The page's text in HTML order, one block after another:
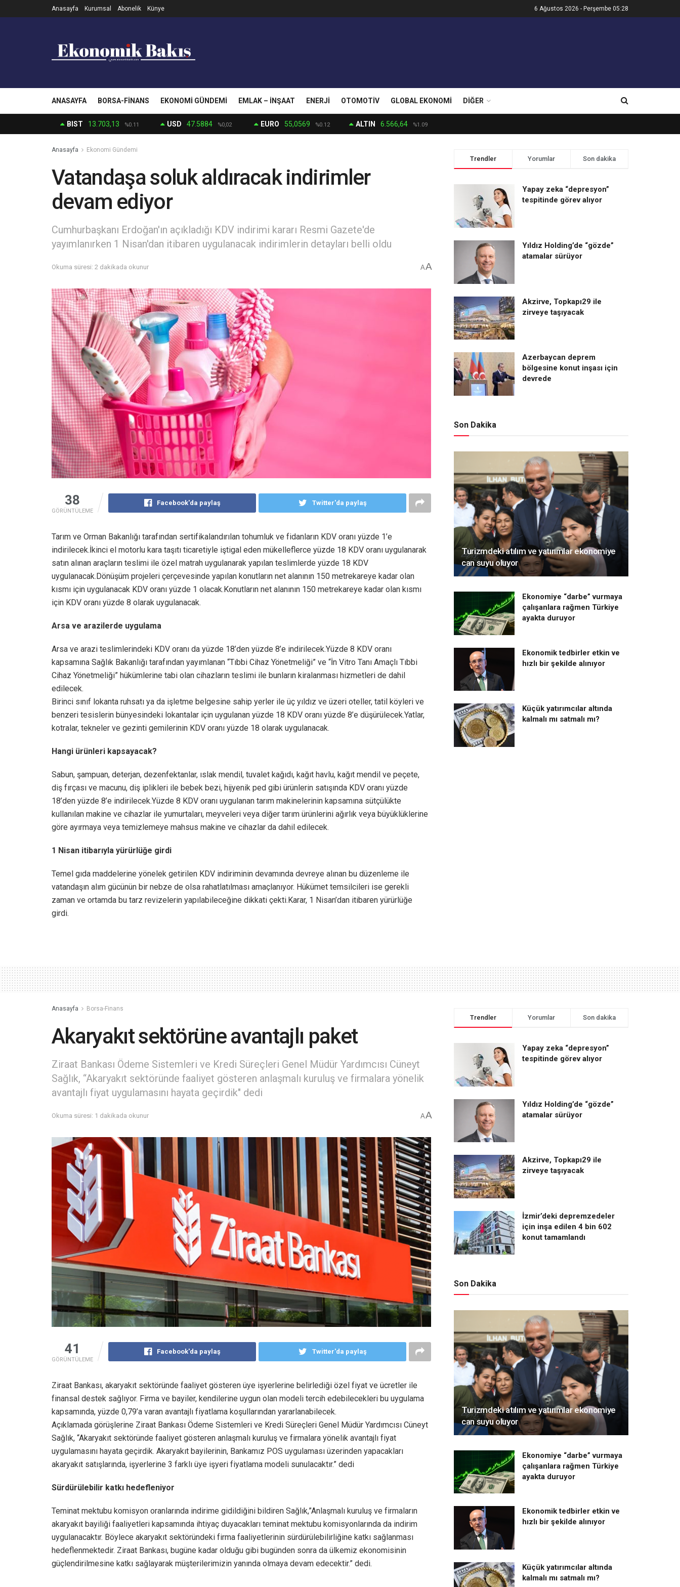
Anasayfa Kurumsal Abonelik Künye 6 Ağustos 2026 - Perşembe 05:28
ANASAYFA BORSA-FINANS EKONOMI GÜNDEMI EMLAK – İNŞAAT ENERJI OTOMOTIV GLOBAL EKONOMI DIĞER
BIST 13.703,13 %0.11 USD 47.5884 %0,02 EURO 55,0569 %0.12 ALTIN 6.566,64 %1.09
Anasayfa Ekonomi Gündemi
Vatandaşa soluk aldıracak indirimler
devam ediyor
Cumhurbaşkanı Erdoğan'ın açıkladığı KDV indirimi kararı Resmi Gazete'de
yayımlanırken 1 Nisan'dan itibaren uygulanacak indirimlerin detayları belli oldu
Okuma süresi: 2 dakikada okunur AA
38
GÖRÜNTÜLEME
Facebook'da paylaş Twitter'da paylaş
Tarım ve Orman Bakanlığı tarafından sertifikalandırılan tohumluk ve fidanların KDV oranı yüzde 1’e
indirilecek.İkinci el motorlu kara taşıtı ticaretiyle iştigal eden mükelleflerce yüzde 18 KDV oranı uygulanarak
satın alınan araçların teslimi ile özel matrah uygulanarak yapılan teslimlerde yüzde 18 KDV
uygulanacak.Dönüşüm projeleri çerçevesinde yapılan konutların net alanının 150 metrekareye kadar olan
kısmı için uygulanacak KDV oranı yüzde 1 olacak.Konutların net alanının 150 metrekareye kadar olan kısmı
için KDV oranı yüzde 8 olarak uygulanacak.
Arsa ve arazilerde uygulama
Arsa ve arazi teslimlerindeki KDV oranı da yüzde 18’den yüzde 8’e indirilecek.Yüzde 8 KDV oranı
kapsamına Sağlık Bakanlığı tarafından yayımlanan “Tıbbi Cihaz Yönetmeliği” ve “İn Vitro Tanı Amaçlı Tıbbi
Cihaz Yönetmeliği” hükümlerine tabi olan cihazların teslimi ile bunların kiralanması hizmetleri de dahil
edilecek.
Birinci sınıf lokanta ruhsatı ya da işletme belgesine sahip yerler ile üç yıldız ve üzeri oteller, tatil köyleri ve
benzeri tesislerin bünyesindeki lokantalar için uygulanan yüzde 18 KDV oranı yüzde 8’e düşürülecek.Yatlar,
kotralar, tekneler ve gezinti gemilerinin KDV oranı yüzde 18 olarak uygulanacak.
Hangi ürünleri kapsayacak?
Sabun, şampuan, deterjan, dezenfektanlar, ıslak mendil, tuvalet kağıdı, kağıt havlu, kağıt mendil ve peçete,
diş fırçası ve macunu, diş iplikleri ile bebek bezi, hijyenik ped gibi ürünlerin satışında KDV oranı yüzde
18’den yüzde 8’e indirilecek.Yüzde 8 KDV oranı uygulanan tarım makinelerinin kapsamına sütçülükte
kullanılan makine ve cihazlar ile yumurtaları, meyveleri veya diğer tarım ürünlerini ağırlık veya büyüklüklerine
göre ayırmaya veya temizlemeye mahsus makine ve cihazlar da dahil edilecek.
1 Nisan itibarıyla yürürlüğe girdi
Temel gıda maddelerine yönelek getirilen KDV indiriminin devamında devreye alınan bu düzenleme ile
vatandaşın alım gücünün bir nebze de olsa rahatlatılması amaçlanıyor. Hükümet temsilcileri ise gerekli
zaman ve ortamda bu tarz revizelerin yapılabileceğine dikkati çekti.Karar, 1 Nisan’dan itibaren yürürlüğe
girdi.
Trendler Yorumlar Son dakika
Yapay zeka “depresyon”
tespitinde görev alıyor
Yıldız Holding’de “gözde”
atamalar sürüyor
Akzirve, Topkapı29 ile
zirveye taşıyacak
Azerbaycan deprem
bölgesine konut inşası için
devrede
Son Dakika
Turizmdeki atılım ve yatırımlar ekonomiye
can suyu oluyor
Ekonomiye “darbe” vurmaya
çalışanlara rağmen Türkiye
ayakta duruyor
Ekonomik tedbirler etkin ve
hızlı bir şekilde alınıyor
Küçük yatırımcılar altında
kalmalı mı satmalı mı?
Anasayfa Borsa-Finans
Akaryakıt sektörüne avantajlı paket
Ziraat Bankası Ödeme Sistemleri ve Kredi Süreçleri Genel Müdür Yardımcısı Cüneyt
Sağlık, “Akaryakıt sektöründe faaliyet gösteren anlaşmalı kuruluş ve firmalara yönelik
avantajlı fiyat uygulamasını hayata geçirdik" dedi
Okuma süresi: 1 dakikada okunur AA
41
GÖRÜNTÜLEME
Facebook'da paylaş Twitter'da paylaş
Ziraat Bankası, akaryakıt sektöründe faaliyet gösteren üye işyerlerine belirlediği özel fiyat ve ücretler ile
finansal destek sağlıyor. Firma ve bayiler, kendilerine uygun olan modeli tercih edebilecekleri bu uygulama
kapsamında, yüzde 0,79’a varan avantajlı fiyatlama koşullarından yararlanabilecek.
Açıklamada görüşlerine Ziraat Bankası Ödeme Sistemleri ve Kredi Süreçleri Genel Müdür Yardımcısı Cüneyt
Sağlık, “Akaryakıt sektöründe faaliyet gösteren anlaşmalı kuruluş ve firmalara yönelik avantajlı fiyat
uygulamasını hayata geçirdik. Akaryakıt bayilerinin, Bankamız POS uygulaması üzerinden yapacakları
akaryakıt satışlarında, işyerlerine 3 farklı üye işyeri fiyatlama modeli sunulacaktır.” dedi
Sürdürülebilir katkı hedefleniyor
Teminat mektubu komisyon oranlarında indirime gidildiğini bildiren Sağlık,”Anlaşmalı kuruluş ve firmaların
akaryakıt bayiliği faaliyetleri kapsamında ihtiyaç duyacakları teminat mektubu komisyonlarında da indirim
uygulanacaktır. Böylece akaryakıt sektöründeki firma faaliyetlerinin sürdürülebilirliğine katkı sağlanması
hedeflenmektedir. Ziraat Bankası, bugüne kadar olduğu gibi bugünden sonra da ülkemiz ekonomisinin
güçlendirilmesine katkı sağlayarak müşterilerimizin yanında olmaya devam edecektir.” dedi.
Trendler Yorumlar Son dakika
Yapay zeka “depresyon”
tespitinde görev alıyor
Yıldız Holding’de “gözde”
atamalar sürüyor
Akzirve, Topkapı29 ile
zirveye taşıyacak
İzmir’deki depremzedeler
için inşa edilen 4 bin 602
konut tamamlandı
Son Dakika
Turizmdeki atılım ve yatırımlar ekonomiye
can suyu oluyor
Ekonomiye “darbe” vurmaya
çalışanlara rağmen Türkiye
ayakta duruyor
Ekonomik tedbirler etkin ve
hızlı bir şekilde alınıyor
Küçük yatırımcılar altında
kalmalı mı satmalı mı?